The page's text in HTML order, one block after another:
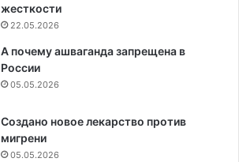
жесткости
22.05.2026
А почему ашваганда запрещена в
России
05.05.2026
Создано новое лекарство против
мигрени
05.05.2026